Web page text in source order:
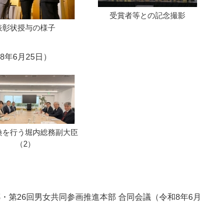
彰状授与の様子
受賞者等との記念撮影
6月25日）
を行う堀内総務副大臣
（2）
第26回男女共同参画推進本部 合同会議（令和8年6月